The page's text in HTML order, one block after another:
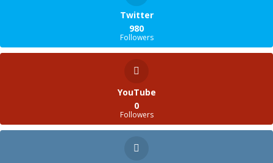
Twitter
980
Followers
YouTube
0
Followers